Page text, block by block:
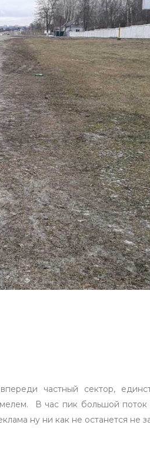
частный сектор,
В час пик большой
ну ни как не останется не